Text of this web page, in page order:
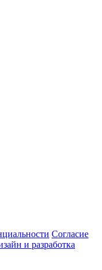
Согласие
и разработка